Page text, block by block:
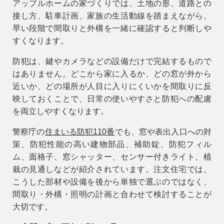
アップルホームの家づくりでは、土地の形、道路との
接し方、駐車計画、家族の生活動線を踏まえながら、
早い段階で間取りと外構を一緒に確認すると判断しや
すくなります。
防犯は、鍵やカメラなどの設備だけで完結するもので
はありません。どこから家に入るか、どの窓が外から
近いか、どの場所が人目に入りにくいかを間取りに反
映しておくことで、日常の使いやすさと防犯への配慮
を両立しやすくなります。
警察庁の住まいる防犯110番でも、窓や表出入口への対
策、防犯性能の高い建物部品、補助錠、防犯フィル
ム、面格子、窓シャッター、センサー付きライト、植
栽の見通しなどが紹介されています。注文住宅では、
こうした部材や設備を後から単独で選ぶのではなく、
間取り・外構・照明の計画と合わせて検討することが
大切です。